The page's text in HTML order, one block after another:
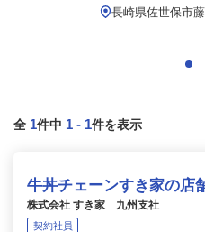
長崎県佐世保市
全 1件中 1 - 1件を表示
牛丼チェーンすき家の店
株式会社 すき家 九州支社
契約社員